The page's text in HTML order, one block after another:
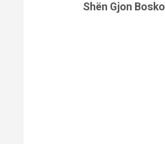
Shën Gjon Bosko